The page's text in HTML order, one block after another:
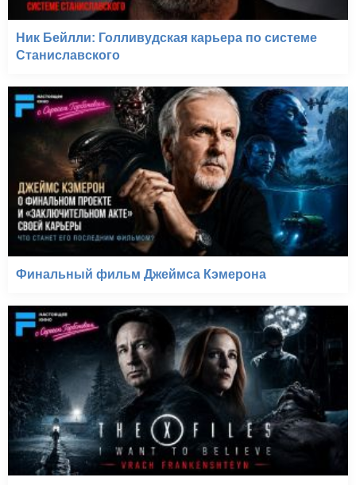
Ник Бейлли: Голливудская карьера по системе
Станиславского
Финальный фильм Джеймса Кэмерона